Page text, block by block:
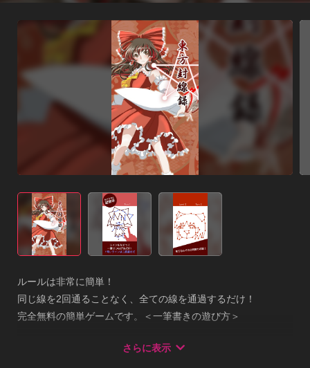
ルールは非常に簡単！
同じ線を2回通ることなく、全ての線を通過するだけ！
完全無料の簡単ゲームです。＜一筆書きの遊び方＞
同じ線を2回通ることなく、全ての線を通過するだけ！
さらに表示